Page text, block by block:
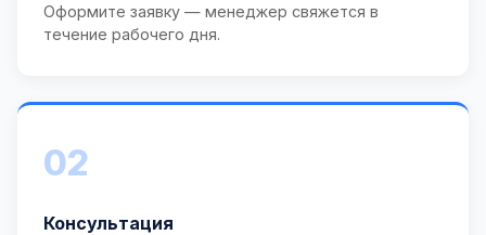
Оформите заявку — менеджер свяжется в
течение рабочего дня.
02
Консультация